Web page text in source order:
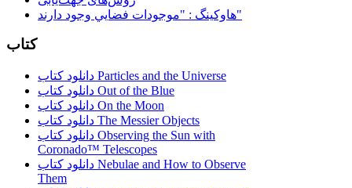
هاوكينگ : "موجودات فضايي وجود دارند"
کتاب
دانلود کتاب Particles and the Universe
دانلود کتاب Out of the Blue
دانلود کتاب On the Moon
دانلود کتاب The Messier Objects
دانلود کتاب Observing the Sun with
Coronado™ Telescopes
دانلود کتاب Nebulae and How to Observe
Them